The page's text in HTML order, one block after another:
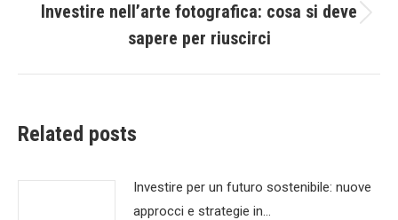
Prossimo
post:
Investire nell’arte fotografica: cosa si deve
sapere per riuscirci
Related posts
Investire per un futuro sostenibile: nuove
approcci e strategie in…